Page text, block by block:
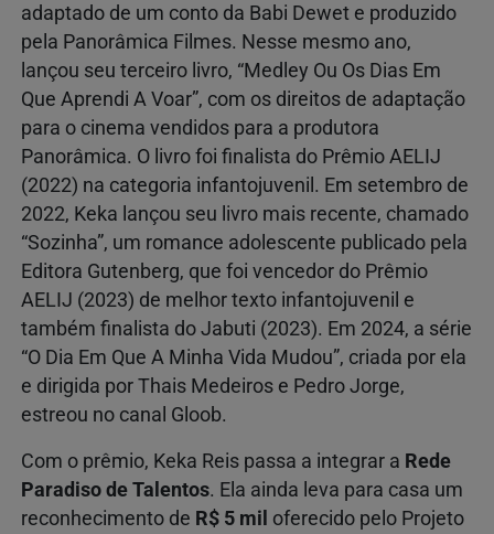
adaptado de um conto da Babi Dewet e produzido
pela Panorâmica Filmes. Nesse mesmo ano,
lançou seu terceiro livro, “Medley Ou Os Dias Em
Que Aprendi A Voar”, com os direitos de adaptação
para o cinema vendidos para a produtora
Panorâmica. O livro foi finalista do Prêmio AELIJ
(2022) na categoria infantojuvenil. Em setembro de
2022, Keka lançou seu livro mais recente, chamado
“Sozinha”, um romance adolescente publicado pela
Editora Gutenberg, que foi vencedor do Prêmio
AELIJ (2023) de melhor texto infantojuvenil e
também finalista do Jabuti (2023). Em 2024, a série
“O Dia Em Que A Minha Vida Mudou”, criada por ela
e dirigida por Thais Medeiros e Pedro Jorge,
estreou no canal Gloob.
Com o prêmio, Keka Reis passa a integrar a Rede
Paradiso de Talentos. Ela ainda leva para casa um
reconhecimento de R$ 5 mil oferecido pelo Projeto